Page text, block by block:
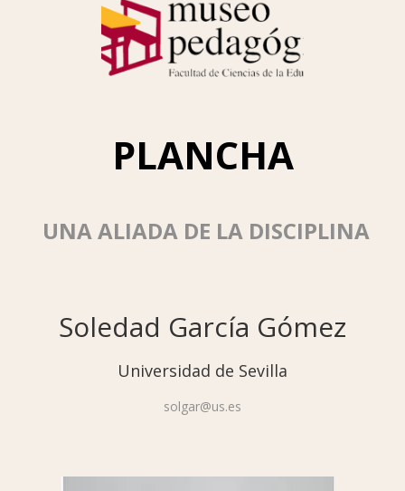
PLANCHA
UNA ALIADA DE LA DISCIPLINA
Soledad García Gómez
Universidad de Sevilla
solgar@us.es